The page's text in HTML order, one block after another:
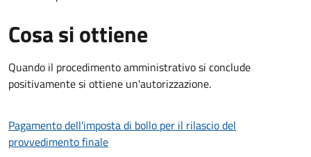
Cosa si ottiene
Quando il procedimento amministrativo si conclude
positivamente si ottiene un'autorizzazione.
Pagamento dell'imposta di bollo per il rilascio del
provvedimento finale